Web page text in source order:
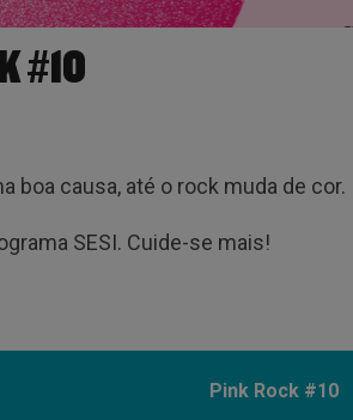
#10
boa causa, até o rock muda de cor.
SESI. Cuide-se mais!
Pink Rock #10